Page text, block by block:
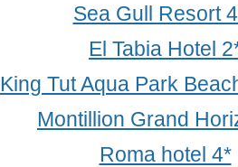
Sea Gull Resort
El Tabia Hotel
King Tut Aqua Park
Montillion Grand
Roma hotel 4*